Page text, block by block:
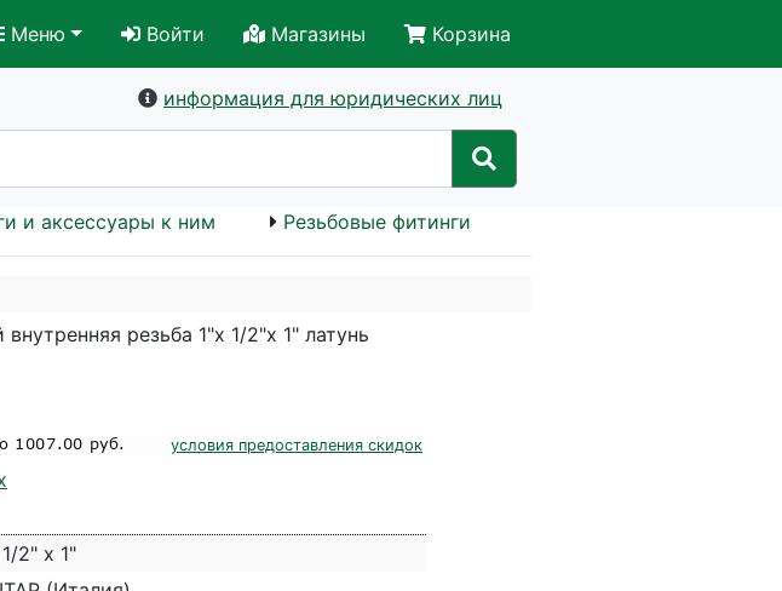
Меню Войти Магазины Корзина
информация для юридических лиц
и аксессуары к ним Резьбовые фитинги
резьба 1"х 1/2"х 1" латунь
условия предоставления скидок
2" x 1"